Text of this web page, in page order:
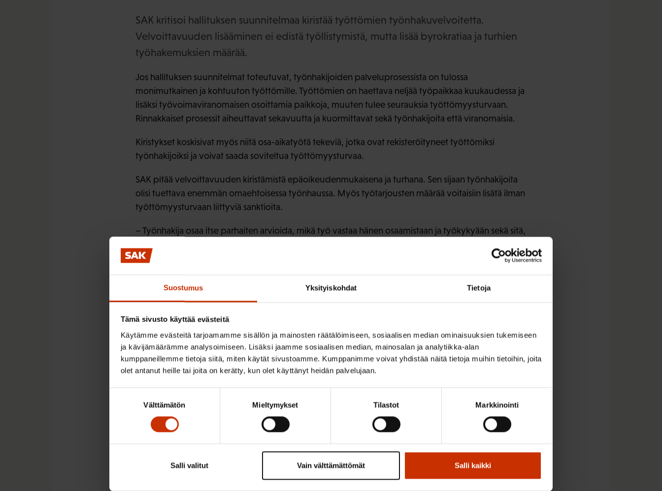
Suostumus Yksityiskohdat Tietoja
Tämä sivusto käyttää evästeitä
Käytämme evästeitä tarjoamamme sisällön ja mainosten räätälöimiseen, sosiaalisen median ominaisuuksien tukemiseen
ja kävijämäärämme analysoimiseen. Lisäksi jaamme sosiaalisen median, mainosalan ja analytiikka-alan
kumppaneillemme tietoja siitä, miten käytät sivustoamme. Kumppanimme voivat yhdistää näitä tietoja muihin tietoihin, joita
olet antanut heille tai joita on kerätty, kun olet käyttänyt heidän palvelujaan.
Välttämätön Mieltymykset Tilastot Markkinointi
Vain välttämättömät
Salli valitut Salli kaikki
SAK kritisoi hallituksen suunnitelmaa kiristää työttömien työnhakuvelvoitetta.
Velvoittavuuden lisääminen ei edistä työllistymistä, mutta lisää byrokratiaa ja turhien
työhakemuksien määrää.
Jos hallituksen suunnitelmat toteutuvat, työnhakijoiden palveluprosessista on tulossa
monimutkainen ja kohtuuton työttömille. Työttömien on haettava neljää työpaikkaa kuukaudessa ja
lisäksi työvoimaviranomaisen osoittamia paikkoja, muuten tulee seurauksia työttömyysturvaan.
Rinnakkaiset prosessit aiheuttavat sekavuutta ja kuormittavat sekä työnhakijoita että viranomaisia.
Kiristykset koskisivat myös niitä osa-aikatyötä tekeviä, jotka ovat rekisteröityneet työttömiksi
työnhakijoiksi ja voivat saada soviteltua työttömyysturvaa.
SAK pitää velvoittavuuden kiristämistä epäoikeudenmukaisena ja turhana. Sen sijaan työnhakijoita
olisi tuettava enemmän omaehtoisessa työnhaussa. Myös työtarjousten määrää voitaisiin lisätä ilman
työttömyysturvaan liittyviä sanktioita.
– Työnhakija osaa itse parhaiten arvioida, mikä työ vastaa hänen osaamistaan ja työkykyään sekä sitä,
SAK:n johtava asiantuntija Eve Kyntäjä. Kuva Jaakko Lukumaa.